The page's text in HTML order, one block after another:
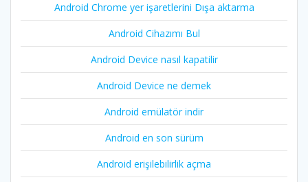
Android Chrome yer işaretlerini Dışa aktarma
Android Cihazımı Bul
Android Device nasıl kapatilir
Android Device ne demek
Android emülatör indir
Android en son sürüm
Android erişilebilirlik açma